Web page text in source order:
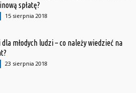
spłatę?
15 sierpnia 2018
dla młodych ludzi – co należy wiedzieć na
23 sierpnia 2018